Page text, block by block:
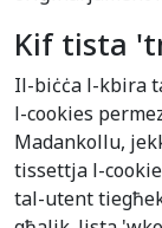
Kif tista
Il-biċċa l-kbira
l-cookies
Madankollu,
tissettja l-
tal-utent